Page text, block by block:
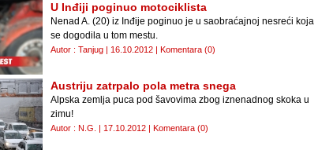
U Inđiji poginuo motociklista
Nenad A. (20) iz Inđije poginuo je u saobraćajnoj nesreći koja
se dogodila u tom mestu.
Autor : Tanjug | 16.10.2012 | Komentara (0)
Austriju zatrpalo pola metra snega
Alpska zemlja puca pod šavovima zbog iznenadnog skoka u
zimu!
Autor : N.G. | 17.10.2012 | Komentara (0)